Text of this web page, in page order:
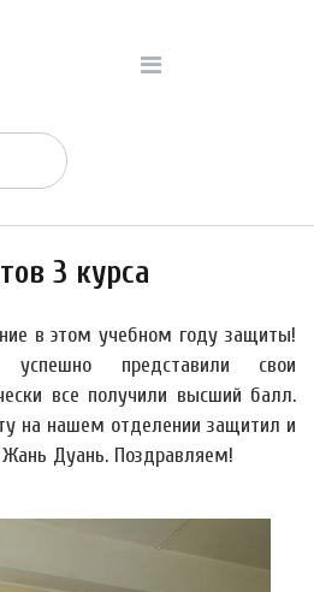
3 курса
в этом учебном году защиты!
представили свои
все получили высший балл.
на нашем отделении защитил и
Дуань. Поздравляем!